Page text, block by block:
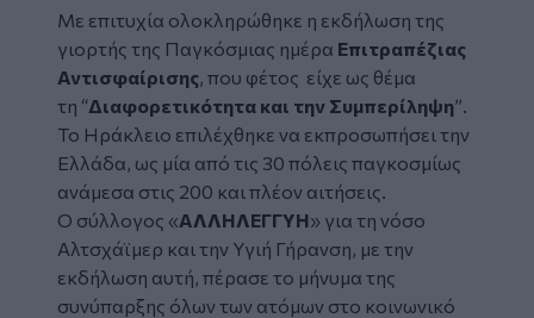
Με επιτυχία ολοκληρώθηκε η εκδήλωση της
γιορτής της Παγκόσμιας ημέρα Επιτραπέζιας
Αντισφαίρισης, που φέτος είχε ως θέμα
τη “Διαφορετικότητα και την Συμπερίληψη”.
Το Ηράκλειο επιλέχθηκε να εκπροσωπήσει την
Ελλάδα, ως μία από τις 30 πόλεις παγκοσμίως
ανάμεσα στις 200 και πλέον αιτήσεις.
Ο σύλλογος «ΑΛΛΗΛΕΓΓΥΗ» για τη νόσο
Αλτσχάϊμερ και την Υγιή Γήρανση, με την
εκδήλωση αυτή, πέρασε το μήνυμα της
συνύπαρξης όλων των ατόμων στο κοινωνικό